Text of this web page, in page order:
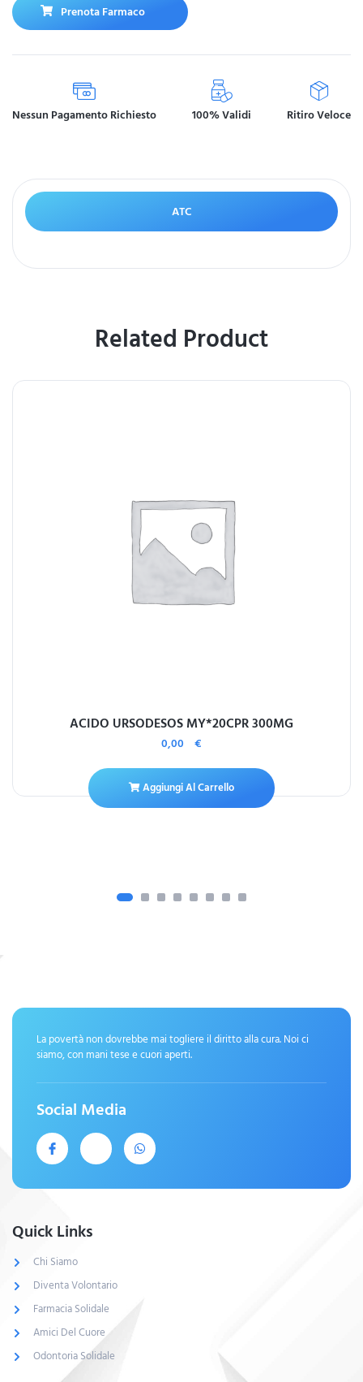
Prenota Farmaco
Nessun Pagamento Richiesto 100% Validi Ritiro Veloce
ATC
Related Product
ACIDO URSODESOS MY*20CPR 300MG
0,00 €
Aggiungi Al Carrello
La povertà non dovrebbe mai togliere il diritto alla cura. Noi ci
siamo, con mani tese e cuori aperti.
Social Media
Quick Links
Chi Siamo
Diventa Volontario
Farmacia Solidale
Amici Del Cuore
Odontoria Solidale